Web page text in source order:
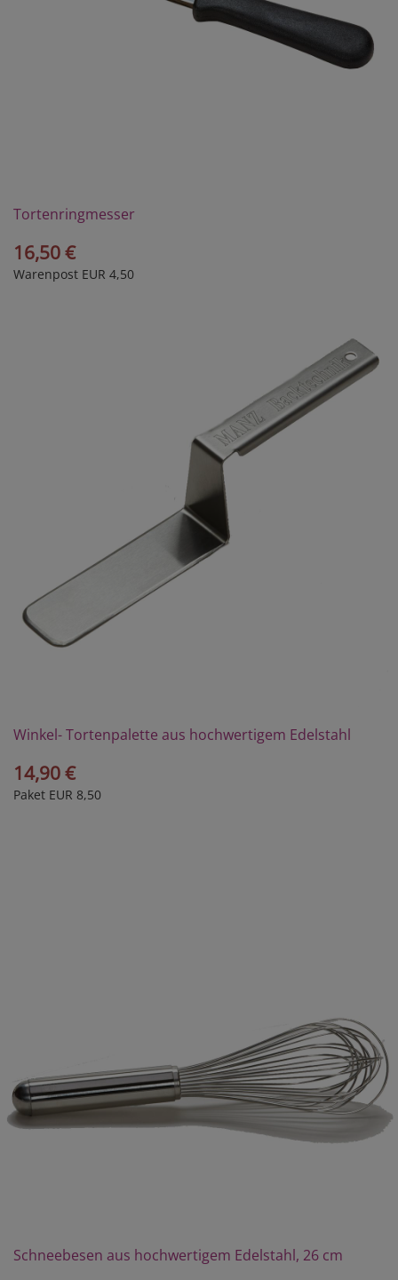
Tortenringmesser
16,50 €
Warenpost EUR 4,50
Winkel- Tortenpalette aus hochwertigem Edelstahl
14,90 €
Paket EUR 8,50
Schneebesen aus hochwertigem Edelstahl, 26 cm